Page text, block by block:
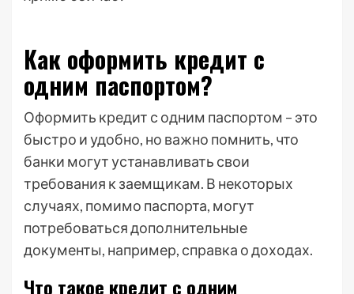
Как оформить кредит с
одним паспортом?
Оформить кредит с одним паспортом – это
быстро и удобно, но важно помнить, что
банки могут устанавливать свои
требования к заемщикам. В некоторых
случаях, помимо паспорта, могут
потребоваться дополнительные
документы, например, справка о доходах.
Что такое кредит с одним